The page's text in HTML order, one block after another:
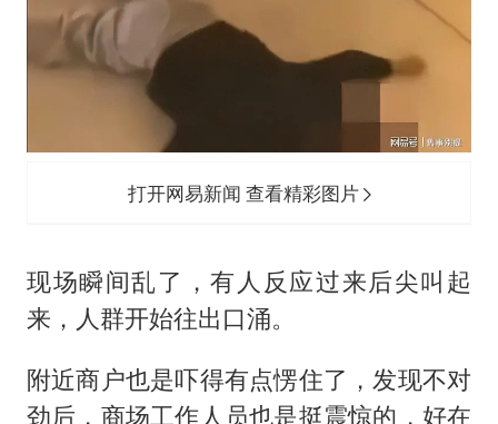
打开网易新闻 查看精彩图片
现场瞬间乱了，有人反应过来后尖叫起
来，人群开始往出口涌。
附近商户也是吓得有点愣住了，发现不对
劲后，商场工作人员也是挺震惊的，好在